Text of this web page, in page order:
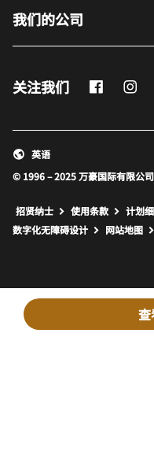
我们的公司
关注我们
© 1996 – 2025 万豪国际有限公
英语
招贤纳士 使用条款 计划
数字化无障碍设计
网站地图